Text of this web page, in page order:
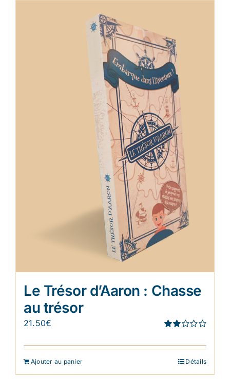
Le Trésor d’Aaron : Chasse
au trésor
1.91
21.50€
Ajouter au panier Détails